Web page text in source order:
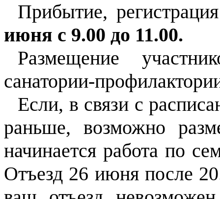
Прибытие,
июня с 9.00 до 11.00.
Размещение
санатории-
Если, в связи с
раньше, возможно
начинается работа по
Отъезд 26 июня после